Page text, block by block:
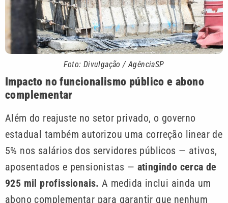
Foto: Divulgação / AgênciaSP
Impacto no funcionalismo público e abono
complementar
Além do reajuste no setor privado, o governo
estadual também autorizou uma correção linear de
5% nos salários dos servidores públicos — ativos,
aposentados e pensionistas — atingindo cerca de
925 mil profissionais. A medida inclui ainda um
abono complementar para garantir que nenhum